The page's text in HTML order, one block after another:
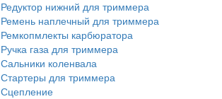
Редуктор нижний для триммера
Ремень наплечный для триммера
Ремкопмлекты карбюратора
Ручка газа для триммера
Сальники коленвала
Стартеры для триммера
Сцепление